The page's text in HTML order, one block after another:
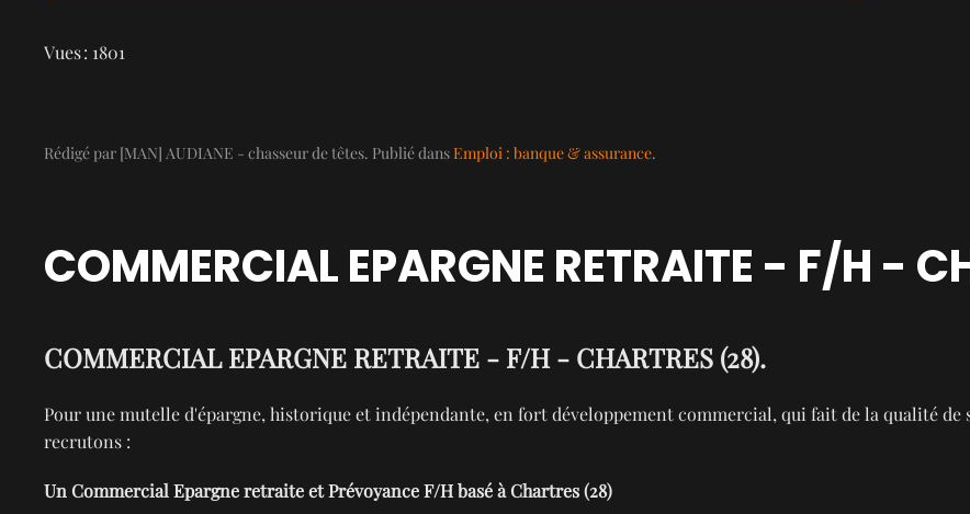
Vues : 1801
Rédigé par [MAN] AUDIANE - chasseur de têtes. Publié dansEmploi : banque & assurance.
COMMERCIAL EPARGNE RETRAITE - F/H -
COMMERCIAL EPARGNE RETRAITE - F/H - CHARTRES (28).
Pour une mutelle d'épargne, historique et indépendante, en fort développement commercial, qui fait de la qualité
recrutons :
Un Commercial Epargne retraite et Prévoyance F/H basé à Chartres (28)